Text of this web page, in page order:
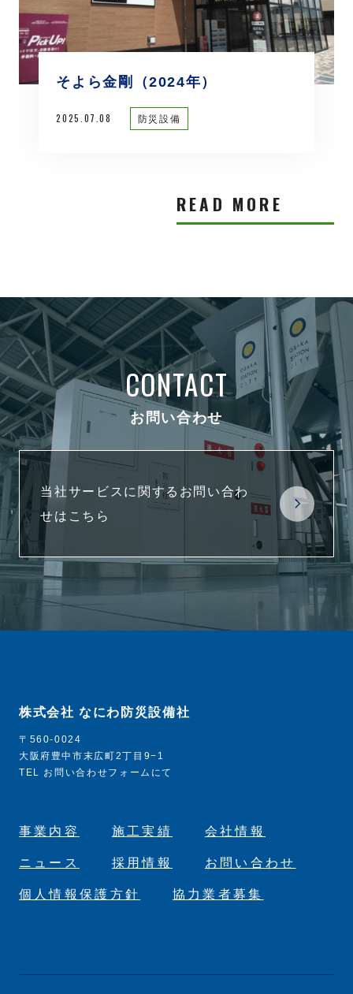
そよら金剛（2024年）
2025.07.08 防災設備
READ MORE
CONTACT
お問い合わせ
当社サービスに関するお問い合わ
せはこちら
株式会社 なにわ防災設備社
〒560-0024
大阪府豊中市末広町2丁目9−1
TEL お問い合わせフォームにて
事業内容 施工実績 会社情報
ニュース 採用情報 お問い合わせ
個人情報保護方針 協力業者募集